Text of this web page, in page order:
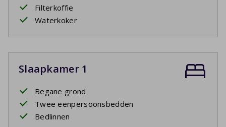
Filterkoffie
Waterkoker
Slaapkamer 1
Begane grond
Twee eenpersoonsbedden
Bedlinnen